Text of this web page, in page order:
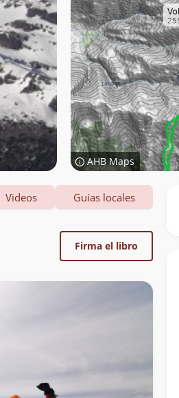
AHB Maps
Videos Guías locales
Firma el libro